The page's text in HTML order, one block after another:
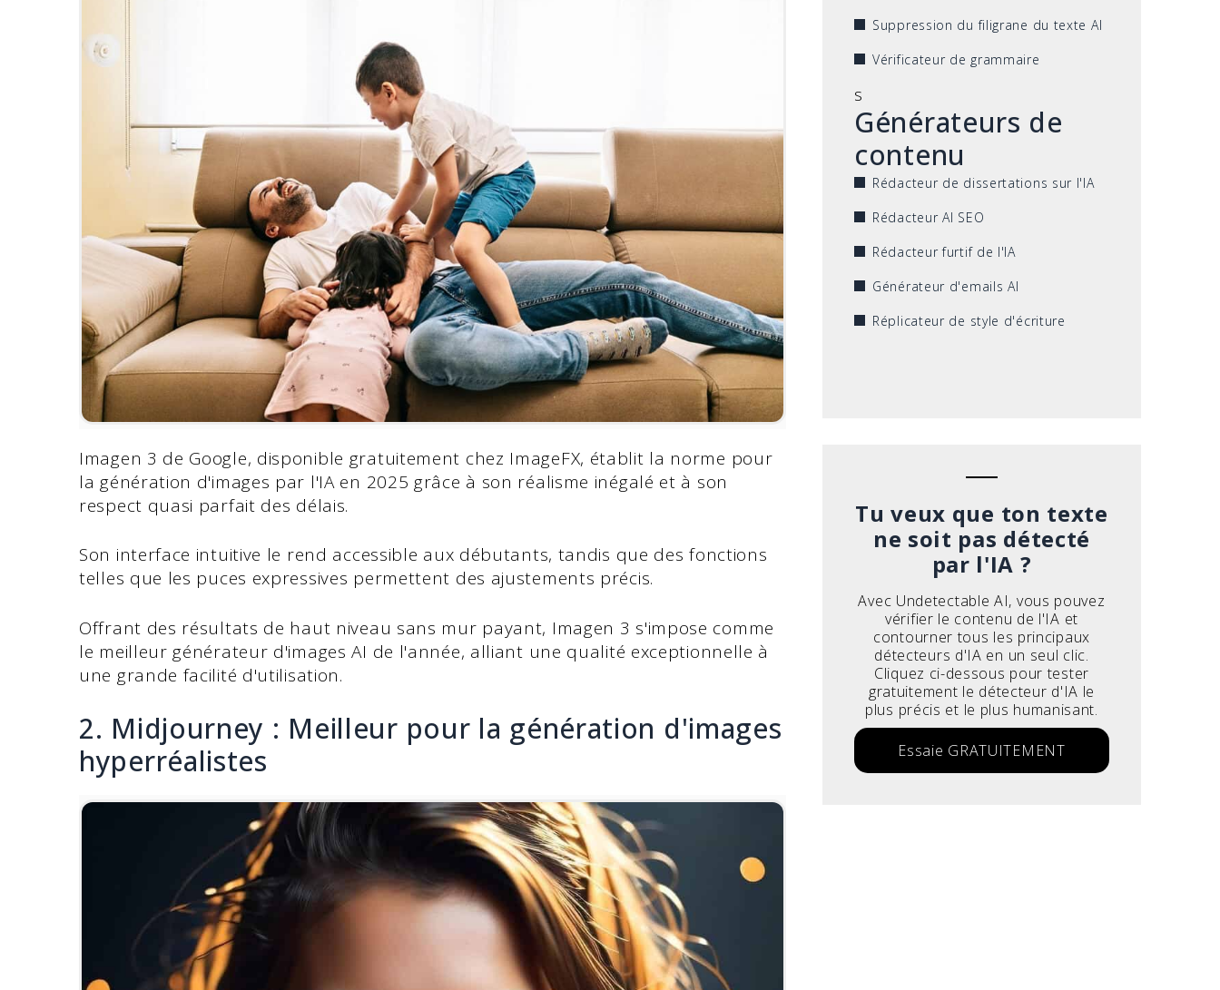
Imagen 3 de Google, disponible gratuitement chez ImageFX, établit la norme pour
la génération d'images par l'IA en 2025 grâce à son réalisme inégalé et à son
respect quasi parfait des délais.
Son interface intuitive le rend accessible aux débutants, tandis que des fonctions
telles que les puces expressives permettent des ajustements précis.
Offrant des résultats de haut niveau sans mur payant, Imagen 3 s'impose comme
le meilleur générateur d'images AI de l'année, alliant une qualité exceptionnelle à
une grande facilité d'utilisation.
2. Midjourney : Meilleur pour la génération d'images
hyperréalistes
Suppression du filigrane du texte AI
Vérificateur de grammaire
s
Générateurs de
contenu
Rédacteur de dissertations sur l'IA
Rédacteur AI SEO
Rédacteur furtif de l'IA
Générateur d'emails AI
Réplicateur de style d'écriture
Tu veux que ton texte
ne soit pas détecté
par l'IA ?
Avec Undetectable AI, vous pouvez
vérifier le contenu de l'IA et
contourner tous les principaux
détecteurs d'IA en un seul clic.
Cliquez ci-dessous pour tester
gratuitement le détecteur d'IA le
plus précis et le plus humanisant.
Essaie GRATUITEMENT